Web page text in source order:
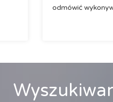
odmówić